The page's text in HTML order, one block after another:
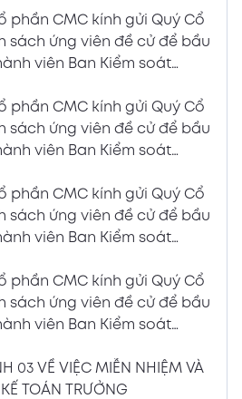
THƯỜNG NIÊN NĂM 2024
và bầu bổ sung TV –
HỌP VÀ ĐƯỜNG DẪN TÀI
THƯỜNG NIÊN NĂM 2024
THƯỜNG NIÊN NĂM 2024
Xem PDF
HỌP VÀ ĐƯỜNG DẪN TÀI
phần CMC kính gửi Quý Cổ
sách ứng viên đề cử để bầu
viên Ban Kiểm soát
phần CMC kính gửi Quý Cổ
sách ứng viên đề cử để bầu
viên Ban Kiểm soát
phần CMC kính gửi Quý Cổ
sách ứng viên đề cử để bầu
viên Ban Kiểm soát
phần CMC kính gửi Quý Cổ
sách ứng viên đề cử để bầu
viên Ban Kiểm soát
03 VỀ VIỆC MIỄN NHIỆM VÀ
TOÁN TRƯỞNG